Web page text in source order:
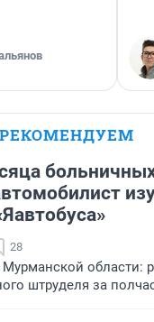
РЕКОМЕНДУЕМ
28
области:
штруделя за